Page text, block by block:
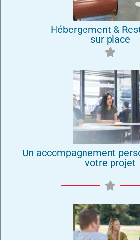
Hébergement &
sur place
Un accompagnement
votre projet